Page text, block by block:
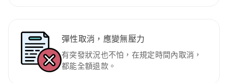
彈性取消，應變無壓力
有突發狀況也不怕，在規定時間內取消，
都能全額退款。